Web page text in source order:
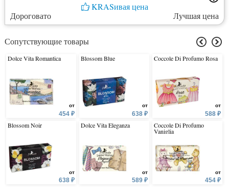
KRASивая цена
Дороговато
Лучшая цена
Сопутствующие товары
Dolce Vita Romantica
от
454 ₽
Blossom Noir
от
638 ₽
Blossom Blue
от
638 ₽
Dolce Vita Eleganza
от
589 ₽
Coccole Di Profumo Rosa
от
588 ₽
Coccole Di Profumo
Vaniglia
от
454 ₽